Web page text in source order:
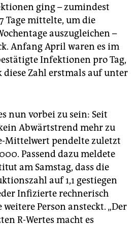
ging – zumindest
Tage mittelte, um die
auszugleichen –
Anfang April waren es im
Infektionen pro Tag,
diese Zahl erstmals auf unter
nun vorbei zu sein: Seit
Abwärtstrend mehr zu
Mittelwert pendelte zuletzt
Passend dazu meldete
am Samstag, dass die
auf 1,1 gestiegen
Infizierte rechnerisch
Person ansteckt. „Der
R-Wertes macht es